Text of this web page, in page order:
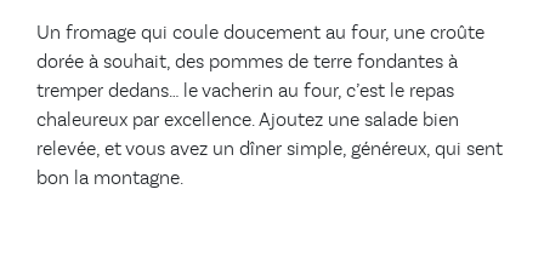
Un fromage qui coule doucement au four, une croûte
dorée à souhait, des pommes de terre fondantes à
tremper dedans… le vacherin au four, c’est le repas
chaleureux par excellence. Ajoutez une salade bien
relevée, et vous avez un dîner simple, généreux, qui sent
bon la montagne.